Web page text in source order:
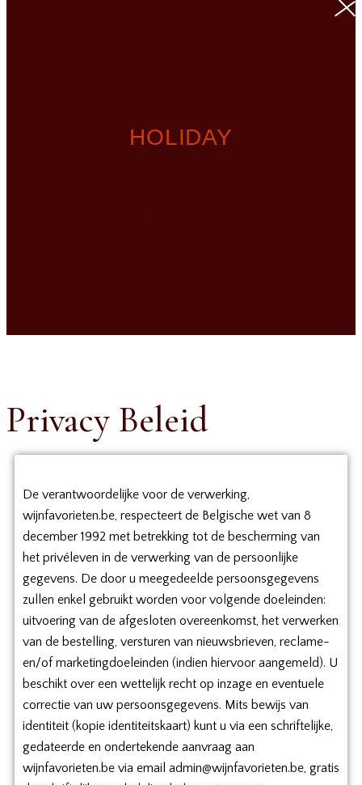
HOLIDAY
Privacy Beleid
De verantwoordelijke voor de verwerking,
wijnfavorieten.be, respecteert de Belgische wet van 8
december 1992 met betrekking tot de bescherming van
het privéleven in de verwerking van de persoonlijke
gegevens. De door u meegedeelde persoonsgegevens
zullen enkel gebruikt worden voor volgende doeleinden:
uitvoering van de afgesloten overeenkomst, het verwerken
van de bestelling, versturen van nieuwsbrieven, reclame-
en/of marketingdoeleinden (indien hiervoor aangemeld). U
beschikt over een wettelijk recht op inzage en eventuele
correctie van uw persoonsgegevens. Mits bewijs van
identiteit (kopie identiteitskaart) kunt u via een schriftelijke,
gedateerde en ondertekende aanvraag aan
wijnfavorieten.be via email admin@wijnfavorieten.be, gratis